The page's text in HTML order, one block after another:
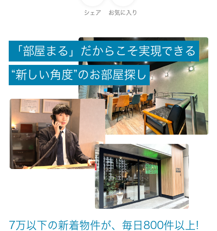
償却/敷引
-/-
権利金/雑費
-/-
総戸数
現状/入居可能日
シェア お気に入り
「 部屋 ま る 」 だ か ら こ そ実現で き る
“新 し い角 度”のお部屋探 し
7万以下の新着物件が、毎日800件以上!